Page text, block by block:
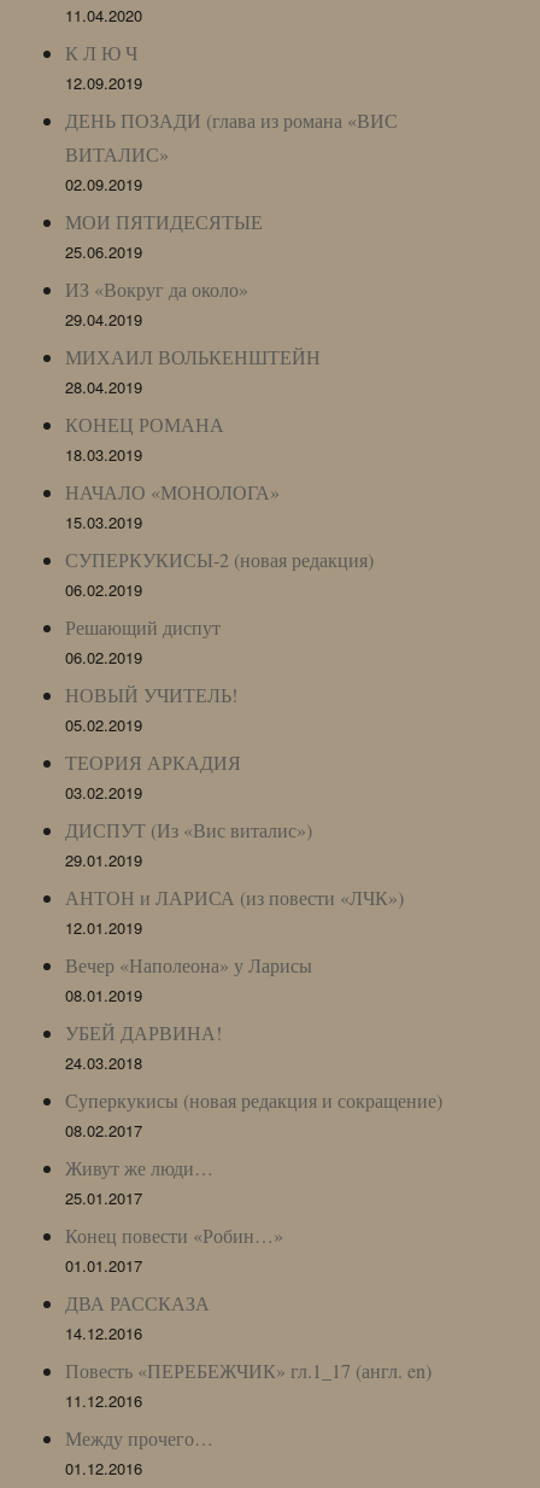
11.04.2020
К Л Ю Ч
12.09.2019
ДЕНЬ ПОЗАДИ (глава из романа «ВИС
ВИТАЛИС»
02.09.2019
МОИ ПЯТИДЕСЯТЫЕ
25.06.2019
ИЗ «Вокруг да около»
29.04.2019
МИХАИЛ ВОЛЬКЕНШТЕЙН
28.04.2019
КОНЕЦ РОМАНА
18.03.2019
НАЧАЛО «МОНОЛОГА»
15.03.2019
СУПЕРКУКИСЫ-2 (новая редакция)
06.02.2019
Решающий диспут
06.02.2019
НОВЫЙ УЧИТЕЛЬ!
05.02.2019
ТЕОРИЯ АРКАДИЯ
03.02.2019
ДИСПУТ (Из «Вис виталис»)
29.01.2019
АНТОН и ЛАРИСА (из повести «ЛЧК»)
12.01.2019
Вечер «Наполеона» у Ларисы
08.01.2019
УБЕЙ ДАРВИНА!
24.03.2018
Суперкукисы (новая редакция и сокращение)
08.02.2017
Живут же люди…
25.01.2017
Конец повести «Робин…»
01.01.2017
ДВА РАССКАЗА
14.12.2016
Повесть «ПЕРЕБЕЖЧИК» гл.1_17 (англ. en)
11.12.2016
Между прочего…
01.12.2016